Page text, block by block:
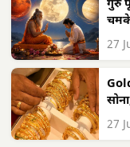
गुरु
27
27